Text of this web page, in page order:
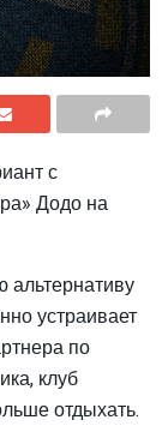
с
Додо на
альтернативу
устраивает
по
клуб
отдыхать.